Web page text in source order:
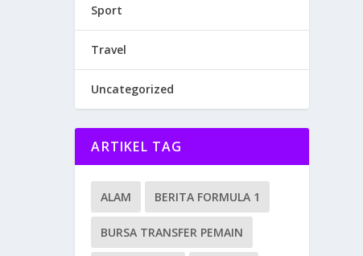
Sport
Travel
Uncategorized
ARTIKEL TAG
ALAM BERITA FORMULA 1
BURSA TRANSFER PEMAIN